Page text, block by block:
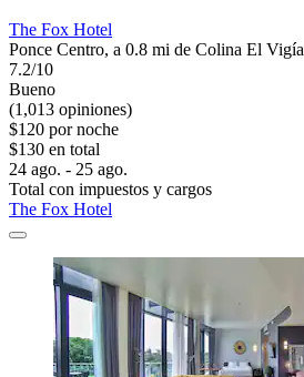
The Fox Hotel
Ponce Centro, a 0.8 mi de Colina El Vigía
7.2/10
Bueno
(1,013 opiniones)
$120 por noche
$130 en total
24 ago. - 25 ago.
Total con impuestos y cargos
The Fox Hotel